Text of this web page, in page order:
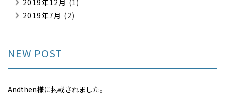
2019年12月 (1)
2019年7月 (2)
NEW POST
Andthen様に掲載されました。